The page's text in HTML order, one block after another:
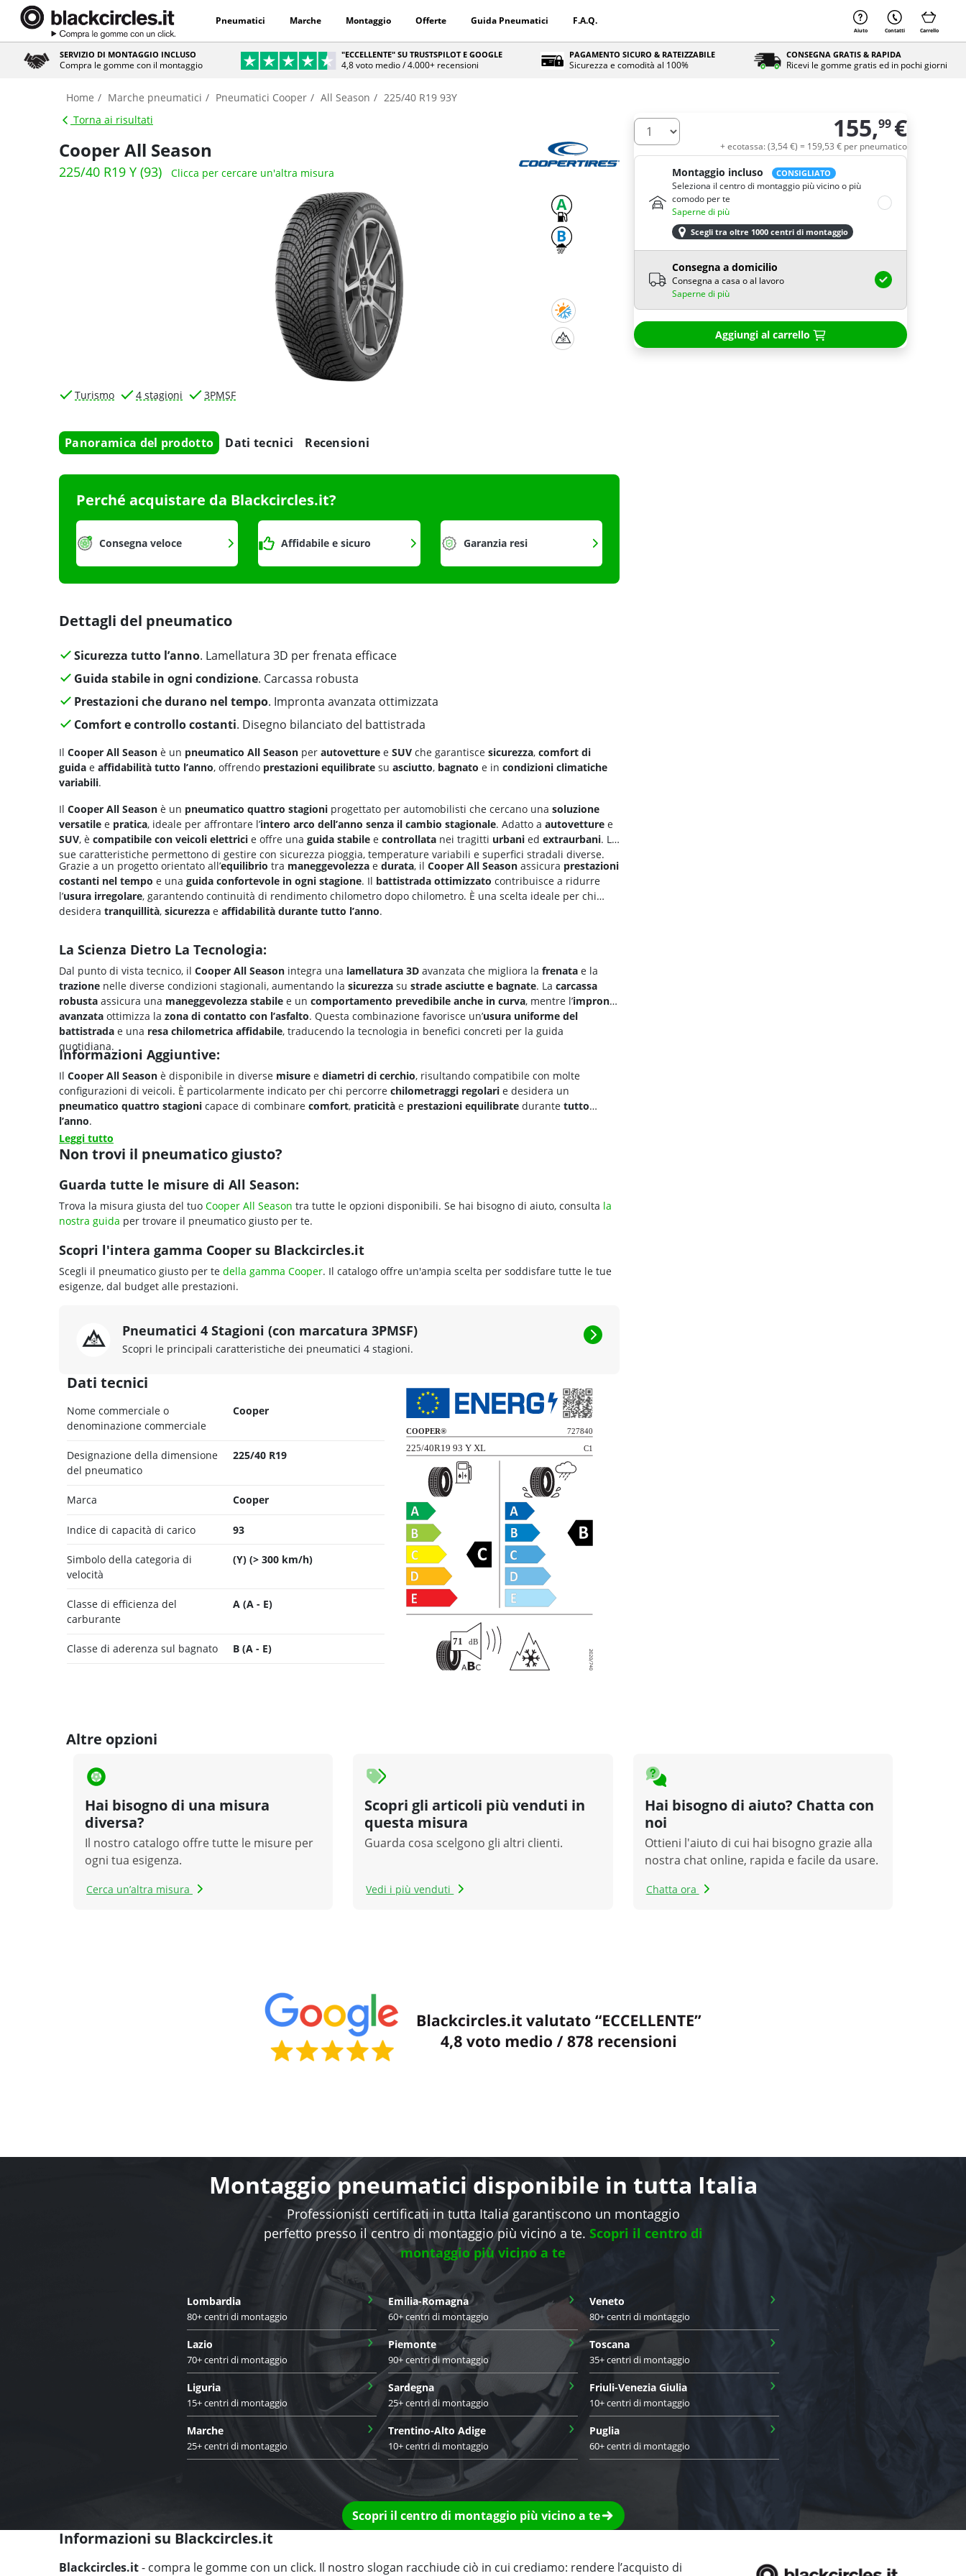
Pneumatici Marche Montaggio Offerte Guida Pneumatici F.A.Q.
Aiuto Contatti Carrello
SERVIZIO DI MONTAGGIO INCLUSO
Compra le gomme con il montaggio
"ECCELLENTE" SU TRUSTSPILOT E GOOGLE
4,8 voto medio / 4.000+ recensioni
PAGAMENTO SICURO & RATEIZZABILE
Sicurezza e comodità al 100%
CONSEGNA GRATIS & RAPIDA
Ricevi le gomme gratis ed in pochi giorni
Home Marche pneumatici Pneumatici Cooper All Season
225/40 R19 93Y
Torna ai risultati
Cooper All Season
225/40 R19 Y (93) Clicca per cercare un'altra misura
A
B
Turismo 4 stagioni 3PMSF
Panoramica del prodotto Dati tecnici Recensioni
Perché acquistare da Blackcircles.it?
Consegna veloce Affidabile e sicuro Garanzia resi
Dettagli del pneumatico
Sicurezza tutto l’anno. Lamellatura 3D per frenata efficace
Guida stabile in ogni condizione. Carcassa robusta
Prestazioni che durano nel tempo. Impronta avanzata ottimizzata
Comfort e controllo costanti. Disegno bilanciato del battistrada
Il Cooper All Season è un pneumatico All Season per autovetture e SUV che garantisce sicurezza, comfort di
guida e affidabilità tutto l’anno, offrendo prestazioni equilibrate su asciutto, bagnato e in condizioni climatiche
variabili.
Il Cooper All Season è un pneumatico quattro stagioni progettato per automobilisti che cercano una soluzione
versatile e pratica, ideale per affrontare l’intero arco dell’anno senza il cambio stagionale. Adatto a autovetture e
SUV, è compatibile con veicoli elettrici e offre una guida stabile e controllata nei tragitti urbani ed extraurbani. Le
sue caratteristiche permettono di gestire con sicurezza pioggia, temperature variabili e superfici stradali diverse.
Grazie a un progetto orientato all’equilibrio tra maneggevolezza e durata, il Cooper All Season assicura prestazioni
costanti nel tempo e una guida confortevole in ogni stagione. Il battistrada ottimizzato contribuisce a ridurre
l’usura irregolare, garantendo continuità di rendimento chilometro dopo chilometro. È una scelta ideale per chi
desidera tranquillità, sicurezza e affidabilità durante tutto l’anno.
La Scienza Dietro La Tecnologia:
Dal punto di vista tecnico, il Cooper All Season integra una lamellatura 3D avanzata che migliora la frenata e la
trazione nelle diverse condizioni stagionali, aumentando la sicurezza su strade asciutte e bagnate. La carcassa
robusta assicura una maneggevolezza stabile e un comportamento prevedibile anche in curva, mentre l’impronta
avanzata ottimizza la zona di contatto con l’asfalto. Questa combinazione favorisce un’usura uniforme del
battistrada e una resa chilometrica affidabile, traducendo la tecnologia in benefici concreti per la guida
quotidiana.
Informazioni Aggiuntive:
Il Cooper All Season è disponibile in diverse misure e diametri di cerchio, risultando compatibile con molte
configurazioni di veicoli. È particolarmente indicato per chi percorre chilometraggi regolari e desidera un
pneumatico quattro stagioni capace di combinare comfort, praticità e prestazioni equilibrate durante tutto
l’anno.
Leggi tutto
Non trovi il pneumatico giusto?
Guarda tutte le misure di All Season:
Trova la misura giusta del tuo Cooper All Season tra tutte le opzioni disponibili. Se hai bisogno di aiuto, consulta la
nostra guida per trovare il pneumatico giusto per te.
Scopri l'intera gamma Cooper su Blackcircles.it
Scegli il pneumatico giusto per te della gamma Cooper. Il catalogo offre un'ampia scelta per soddisfare tutte le tue
esigenze, dal budget alle prestazioni.
Pneumatici 4 Stagioni (con marcatura 3PMSF)
Scopri le principali caratteristiche dei pneumatici 4 stagioni.
Dati tecnici
Nome commerciale o
denominazione commerciale
Cooper
Designazione della dimensione
del pneumatico
225/40 R19
Marca Cooper
Indice di capacità di carico 93
Simbolo della categoria di
velocità
(Y) (> 300 km/h)
Classe di efficienza del
carburante
A (A - E)
Classe di aderenza sul bagnato B (A - E)
Quantità 155,99 €
+ ecotassa: (3,54€) = 159,53 € per pneumatico
Montaggio incluso CONSIGLIATO
Seleziona il centro di montaggio più vicino o più
comodo per te
Saperne di più
Scegli tra oltre 1000 centri di montaggio
Consegna a domicilio
Consegna a casa o al lavoro
Saperne di più
Aggiungi al carrello
Altre opzioni
Hai bisogno di una misura
diversa?
Il nostro catalogo offre tutte le misure per
ogni tua esigenza.
Cerca un’altra misura
Scopri gli articoli più venduti in
questa misura
Guarda cosa scelgono gli altri clienti.
Vedi i più venduti
Hai bisogno di aiuto? Chatta con
noi
Ottieni l'aiuto di cui hai bisogno grazie alla
nostra chat online, rapida e facile da usare.
Chatta ora
Montaggio pneumatici disponibile in tutta Italia
Professionisti certificati in tutta Italia garantiscono un montaggio
perfetto presso il centro di montaggio più vicino a te. Scopri il centro di
montaggio più vicino a te
Lombardia
80+ centri di montaggio
› Emilia-Romagna
60+ centri di montaggio
› Veneto
80+ centri di montaggio
›
Lazio
70+ centri di montaggio
› Piemonte
90+ centri di montaggio
› Toscana
35+ centri di montaggio
›
Liguria
15+ centri di montaggio
› Sardegna
25+ centri di montaggio
› Friuli-Venezia Giulia
10+ centri di montaggio
›
Marche
25+ centri di montaggio
› Trentino-Alto Adige
10+ centri di montaggio
› Puglia
60+ centri di montaggio
›
Scopri il centro di montaggio più vicino a te
Informazioni su Blackcircles.it
Blackcircles.it- compra le gomme con un click. Il nostro slogan racchiude ciò in cui crediamo: rendere l’acquisto di